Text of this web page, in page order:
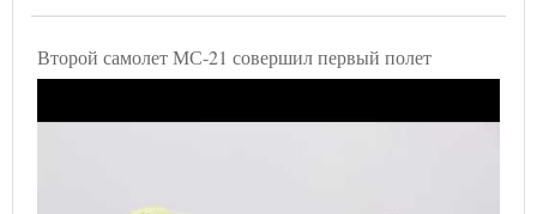
Второй самолет МС-21 совершил первый полет